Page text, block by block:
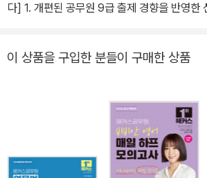
다] 1. 개편된 공무원 9급 출제 경향을 반영한
3. 논리 문제를 꾸준히 풀어보며 실전 감각을 유
문제를 엄선하여 신유형에 완벽 대비할 수 있
됨에 따라 중요도가 높아진 논리 문제를 풀어
완벽 대비할 수 있습니다. 2) 최신 출제 경향
가능성이 높은 논리 문제를 4개의 유형으로
이 상품을 구입한 분들이 구매한 상품